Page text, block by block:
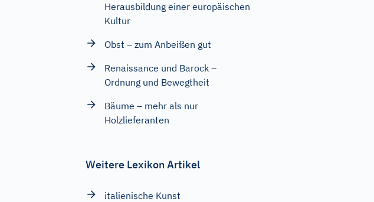
Herausbildung einer europäischen
Kultur
Obst – zum Anbeißen gut
Renaissance und Barock –
Ordnung und Bewegtheit
Bäume – mehr als nur
Holzlieferanten
Weitere Lexikon Artikel
italienische Kunst